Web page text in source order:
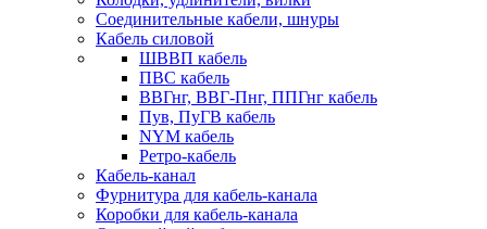
Соединительные кабели, шнуры
Кабель силовой
ШВВП кабель
ПВС кабель
ВВГнг, ВВГ-Пнг, ППГнг кабель
Пув, ПуГВ кабель
NYM кабель
Ретро-кабель
Кабель-канал
Фурнитура для кабель-канала
Коробки для кабель-канала